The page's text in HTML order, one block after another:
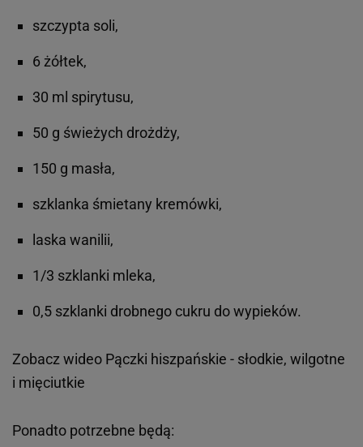
szczypta soli,
6 żółtek,
30 ml spirytusu,
50 g świeżych drożdży,
150 g masła,
szklanka śmietany kremówki,
laska wanilii,
1/3 szklanki mleka,
0,5 szklanki drobnego cukru do wypieków.
Zobacz wideo Pączki hiszpańskie - słodkie, wilgotne
i mięciutkie
Ponadto potrzebne będą: